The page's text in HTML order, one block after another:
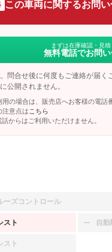
この車両に関するお問
まずは在庫確認・見
無料電話でお問
問合せ後に何度もご連絡が届く
公開されません。
の場合は、販売店へお客様の電話
注意点は こちら
からはご利用いただけません。
ーズコントロール
スト 自
：装
スト